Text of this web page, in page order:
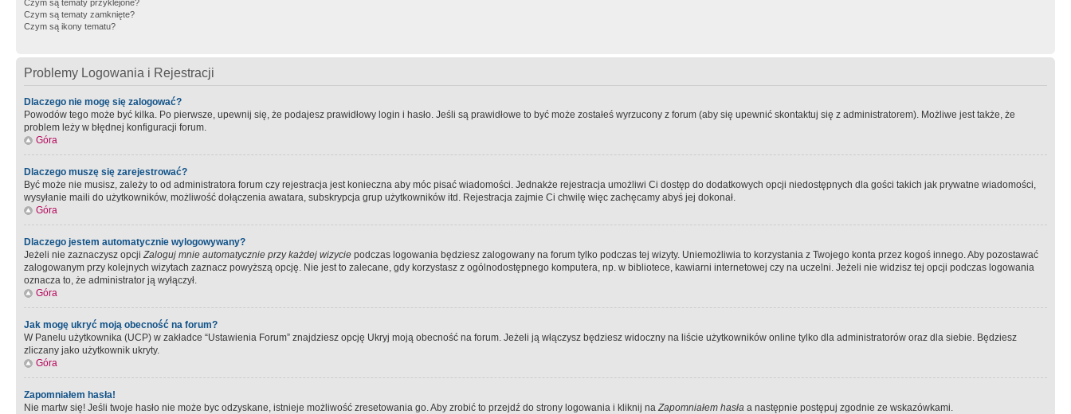
Czym są tematy przyklejone?
Czym są tematy zamknięte?
Czym są ikony tematu?
Problemy Logowania i Rejestracji
Dlaczego nie mogę się zalogować?
Powodów tego może być kilka. Po pierwsze, upewnij się, że podajesz prawidłowy login i hasło. Jeśli są prawidłowe to być może zostałeś wyrzucony z forum (aby się upewnić skontaktuj się z administratorem). Możliwe jest także, że
problem leży w błędnej konfiguracji forum.
Góra
Dlaczego muszę się zarejestrować?
Być może nie musisz, zależy to od administratora forum czy rejestracja jest konieczna aby móc pisać wiadomości. Jednakże rejestracja umożliwi Ci dostęp do dodatkowych opcji niedostępnych dla gości takich jak prywatne wiadomości,
wysyłanie maili do użytkowników, możliwość dołączenia awatara, subskrypcja grup użytkowników itd. Rejestracja zajmie Ci chwilę więc zachęcamy abyś jej dokonał.
Góra
Dlaczego jestem automatycznie wylogowywany?
Jeżeli nie zaznaczysz opcjiZaloguj mnie automatycznie przy każdej wizycie podczas logowania będziesz zalogowany na forum tylko podczas tej wizyty. Uniemożliwia to korzystania z Twojego konta przez kogoś innego. Aby pozostawać
zalogowanym przy kolejnych wizytach zaznacz powyższą opcję. Nie jest to zalecane, gdy korzystasz z ogólnodostępnego komputera, np. w bibliotece, kawiarni internetowej czy na uczelni. Jeżeli nie widzisz tej opcji podczas logowania
oznacza to, że administrator ją wyłączył.
Góra
Jak mogę ukryć moją obecność na forum?
W Panelu użytkownika (UCP) w zakładce “Ustawienia Forum” znajdziesz opcję Ukryj moją obecność na forum. Jeżeli ją włączysz będziesz widoczny na liście użytkowników online tylko dla administratorów oraz dla siebie. Będziesz
zliczany jako użytkownik ukryty.
Góra
Zapomniałem hasła!
Nie martw się! Jeśli twoje hasło nie może byc odzyskane, istnieje możliwość zresetowania go. Aby zrobić to przejdź do strony logowania i kliknij naZapomniałem hasła a następnie postępuj zgodnie ze wskazówkami.